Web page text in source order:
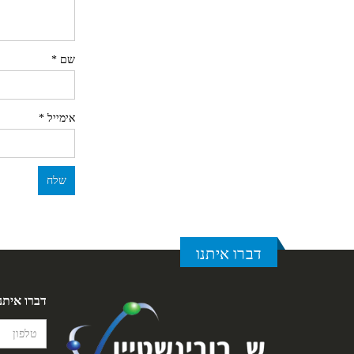
שם*
אימייל*
דברו איתנו
דברו